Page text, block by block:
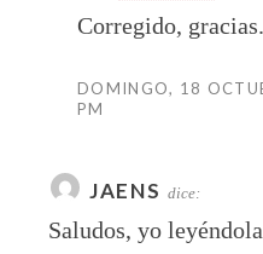
Corregido, gracias.
DOMINGO, 18
PM
JAENS dice:
Saludos, yo